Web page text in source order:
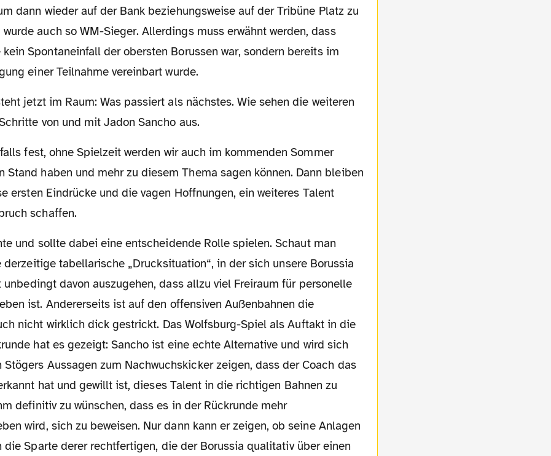
dann wieder auf der Bank beziehungsweise auf der Tribüne Platz zu
wurde auch so WM-Sieger. Allerdings muss erwähnt werden, dass
Spontaneinfall der obersten Borussen war, sondern bereits im
einer Teilnahme vereinbart wurde.
von und mit Jadon Sancho aus.
Stand haben und mehr zu diesem Thema sagen können. Dann bleiben
ersten Eindrücke und die vagen Hoffnungen, ein weiteres Talent
schaffen.
tabellarische „Drucksituation“, in der sich unsere Borussia
davon auszugehen, dass allzu viel Freiraum für personelle
ist. Andererseits ist auf den offensiven Außenbahnen die
nicht wirklich dick gestrickt. Das Wolfsburg-Spiel als Auftakt in die
hat es gezeigt: Sancho ist eine echte Alternative und wird sich
Stögers Aussagen zum Nachwuchskicker zeigen, dass der Coach das
hat und gewillt ist, dieses Talent in die richtigen Bahnen zu
definitiv zu wünschen, dass es in der Rückrunde mehr
wird, sich zu beweisen. Nur dann kann er zeigen, ob seine Anlagen
die Sparte derer rechtfertigen, die der Borussia qualitativ über einen